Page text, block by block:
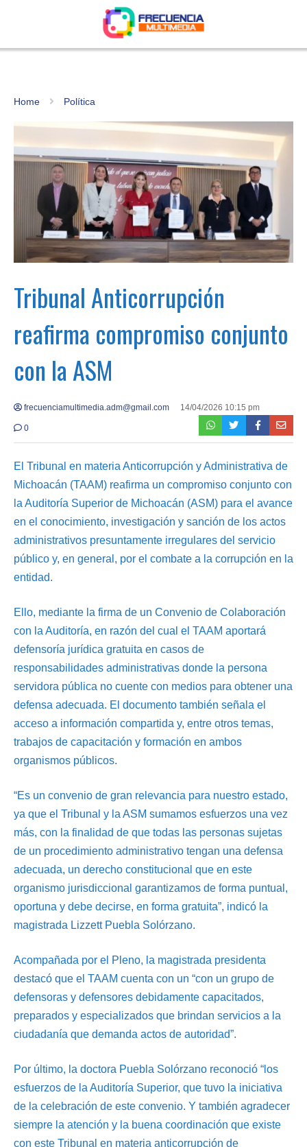
Home Política
Tribunal Anticorrupción
reafirma compromiso conjunto
con la ASM
frecuenciamultimedia.adm@gmail.com 14/04/2026 10:15 pm
0
El Tribunal en materia Anticorrupción y Administrativa de
Michoacán (TAAM) reafirma un compromiso conjunto con
la Auditoría Superior de Michoacán (ASM) para el avance
en el conocimiento, investigación y sanción de los actos
administrativos presuntamente irregulares del servicio
público y, en general, por el combate a la corrupción en la
entidad.
Ello, mediante la firma de un Convenio de Colaboración
con la Auditoría, en razón del cual el TAAM aportará
defensoría jurídica gratuita en casos de
responsabilidades administrativas donde la persona
servidora pública no cuente con medios para obtener una
defensa adecuada. El documento también señala el
acceso a información compartida y, entre otros temas,
trabajos de capacitación y formación en ambos
organismos públicos.
“Es un convenio de gran relevancia para nuestro estado,
ya que el Tribunal y la ASM sumamos esfuerzos una vez
más, con la finalidad de que todas las personas sujetas
de un procedimiento administrativo tengan una defensa
adecuada, un derecho constitucional que en este
organismo jurisdiccional garantizamos de forma puntual,
oportuna y debe decirse, en forma gratuita”, indicó la
magistrada Lizzett Puebla Solórzano.
Acompañada por el Pleno, la magistrada presidenta
destacó que el TAAM cuenta con un “con un grupo de
defensoras y defensores debidamente capacitados,
preparados y especializados que brindan servicios a la
ciudadanía que demanda actos de autoridad”.
Por último, la doctora Puebla Solórzano reconoció “los
esfuerzos de la Auditoría Superior, que tuvo la iniciativa
de la celebración de este convenio. Y también agradecer
siempre la atención y la buena coordinación que existe
con este Tribunal en materia anticorrupción de